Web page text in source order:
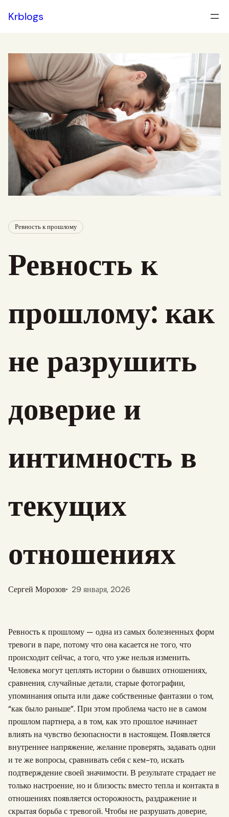
Krblogs
Ревность к прошлому
Ревность к
прошлому: как
не разрушить
доверие и
интимность в
текущих
отношениях
Сергей Морозов 29 января, 2026
Ревность к прошлому — одна из самых болезненных форм
тревоги в паре, потому что она касается не того, что
происходит сейчас, а того, что уже нельзя изменить.
Человека могут цеплять истории о бывших отношениях,
сравнения, случайные детали, старые фотографии,
упоминания опыта или даже собственные фантазии о том,
“как было раньше”. При этом проблема часто не в самом
прошлом партнера, а в том, как это прошлое начинает
влиять на чувство безопасности в настоящем. Появляется
внутреннее напряжение, желание проверять, задавать одни
и те же вопросы, сравнивать себя с кем-то, искать
подтверждение своей значимости. В результате страдает не
только настроение, но и близость: вместо тепла и контакта в
отношениях появляется осторожность, раздражение и
скрытая борьба с тревогой. Чтобы не разрушать доверие,